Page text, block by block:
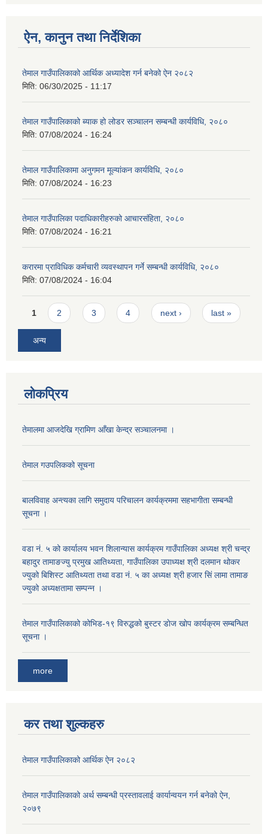
ऐन, कानुन तथा निर्देशिका
तेमाल गाउँपालिकाको आर्थिक अध्यादेश गर्न बनेको ऐन २०८२
मिति: 06/30/2025 - 11:17
तेमाल गाउँपालिकाको ब्याक हो लोडर सञ्चालन सम्बन्धी कार्यविधि, २०८०
मिति: 07/08/2024 - 16:24
तेमाल गाउँपालिकामा अनुगमन मूल्यांकन कार्यविधि, २०८०
मिति: 07/08/2024 - 16:23
तेमाल गाउँपालिका पदाधिकारीहरुको आचारसंहिता, २०८०
मिति: 07/08/2024 - 16:21
करारमा प्राविधिक कर्मचारी व्यवस्थापन गर्ने सम्बन्धी कार्यविधि, २०८०
मिति: 07/08/2024 - 16:04
Pages
1 2 3 4 next › last »
अन्य
लोकप्रिय
तेमालमा आजदेखि ग्रामिण आँखा केन्द्र सञ्चालनमा ।
तेमाल गउपलिकको सूचना
बालविवाह अन्त्यका लागि समुदाय परिचालन कार्यक्रममा सहभागीता सम्बन्धी
सूचना ।
वडा नं. ५ को कार्यालय भवन शिलान्यास कार्यक्रम गाउँपालिका अध्यक्ष श्री चन्द्र
बहादुर तामाङज्यु प्रमुख आतिथ्यता, गाउँपालिका उपाध्यक्ष श्री दलमान थोकर
ज्युको बिशिस्ट आतिथ्यता तथा वडा नं. ५ का अध्यक्ष श्री हजार सिं लामा तामाङ
ज्युको अध्यक्षतामा सम्पन्न ।
तेमाल गाउँपालिकाको कोभिड-१९ विरुद्धको बुस्टर डाेज खाेप कार्यक्रम सम्बन्धित
सूचना ।
more
कर तथा शुल्कहरु
तेमाल गाउँपालिकाको आर्थिक ऐन २०८२
तेमाल गाउँपालिकाको अर्थ सम्बन्धी प्रस्तावलाई कार्यान्वयन गर्न बनेको ऐन,
२०७९